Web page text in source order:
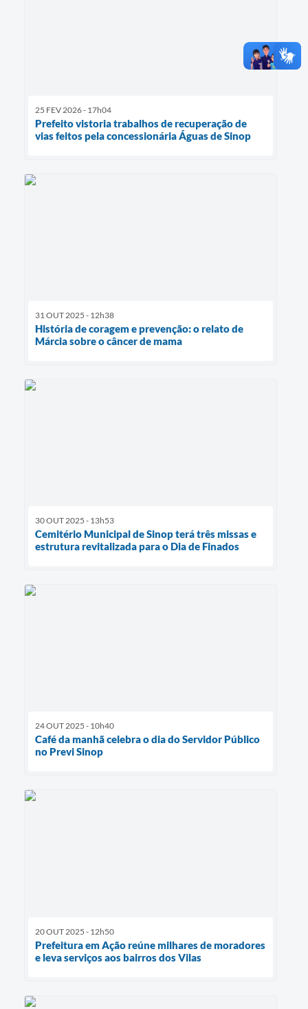
25 FEV 2026 - 17h04
Prefeito vistoria trabalhos de recuperação de
vias feitos pela concessionária Águas de Sinop
31 OUT 2025 - 12h38
História de coragem e prevenção: o relato de
Márcia sobre o câncer de mama
30 OUT 2025 - 13h53
Cemitério Municipal de Sinop terá três missas e
estrutura revitalizada para o Dia de Finados
24 OUT 2025 - 10h40
Café da manhã celebra o dia do Servidor Público
no Previ Sinop
20 OUT 2025 - 12h50
Prefeitura em Ação reúne milhares de moradores
e leva serviços aos bairros dos Vilas